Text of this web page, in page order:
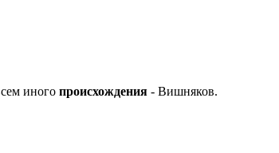
иного происхождения - Вишняков.